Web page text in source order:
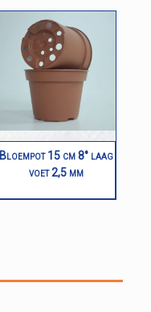
Bloempot 15 cm 8° laag
voet 2,5 mm